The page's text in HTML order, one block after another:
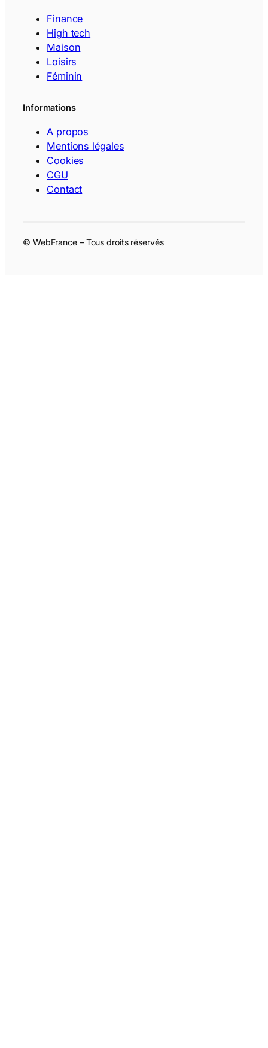
Finance
High tech
Maison
Loisirs
Féminin
Informations
A propos
Mentions légales
Cookies
CGU
Contact
© WebFrance – Tous droits réservés